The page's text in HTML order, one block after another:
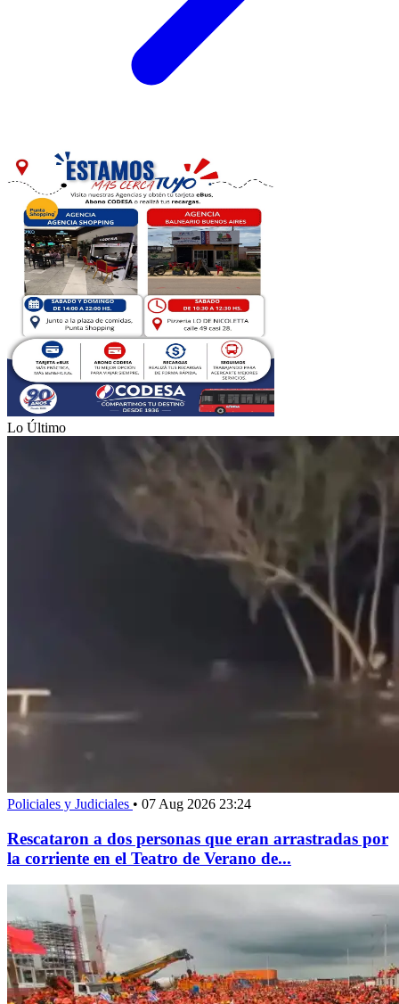
Lo Último
Policiales y Judiciales • 07 Aug 2026 23:24
Rescataron a dos personas que eran arrastradas por
la corriente en el Teatro de Verano de...